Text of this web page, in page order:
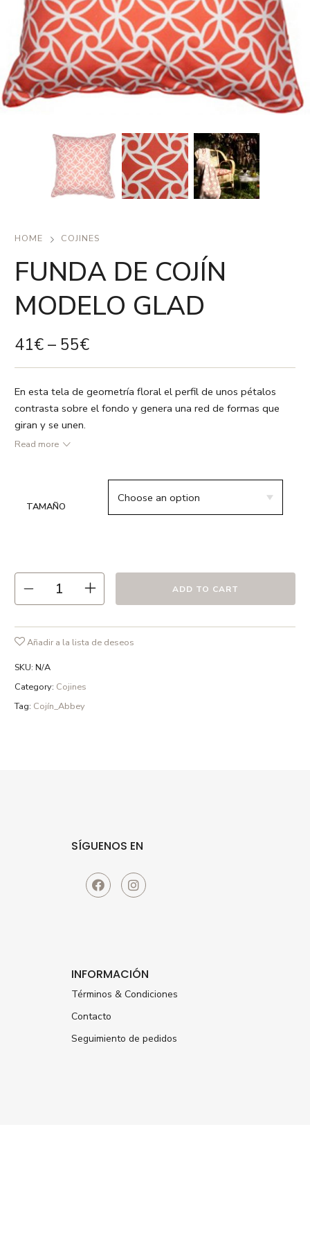
HOME COJINES
FUNDA DE COJÍN
MODELO GLAD
41€– 55€
En esta tela de geometría floral el perfil de unos pétalos
contrasta sobre el fondo y genera una red de formas que
giran y se unen.
● 55% lino 45% algodón
● Vivo en color blanco
● Relleno no incluido
● Recomendamos lavado en frío ó a 30º max. , el uso de
detergentes sin fosfatos y en ciclo delicado.
Read more
TAMAÑO
ADD TO CART
Añadir a la lista de deseos
SKU:N/A
Category: Cojines
Tag: Cojín_Abbey
SÍGUENOS EN
INFORMACIÓN
Términos & Condiciones
Contacto
Seguimiento de pedidos